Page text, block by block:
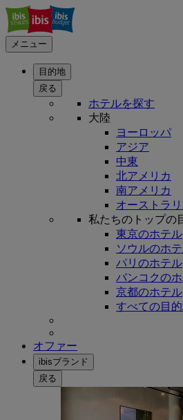
メニュー
目的地
戻る
ホテルを探す
大陸
ヨーロッパ
アジア
中東
北アメリカ
南アメリカ
オーストラ
私たちのトップの
東京のホテル
ソウルのホ
パリのホテル
バンコクの
京都のホテル
すべての目
オファー
ibisブランド
戻る